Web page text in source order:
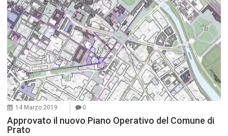
14 Marzo 2019 0
Approvato il nuovo Piano Operativo del Comune di
Prato